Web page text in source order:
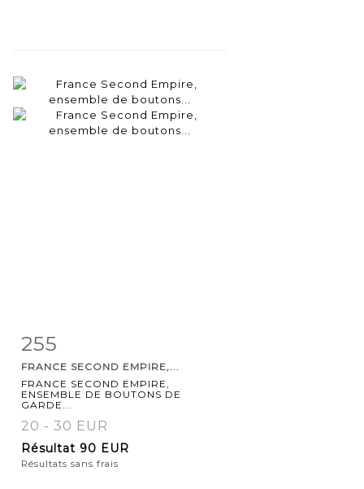
Fiche
255
FRANCE SECOND EMPIRE,...
FRANCE SECOND EMPIRE,
ENSEMBLE DE BOUTONS DE
GARDE...
20 - 30 EUR
Résultat 90 EUR
Résultats sans frais